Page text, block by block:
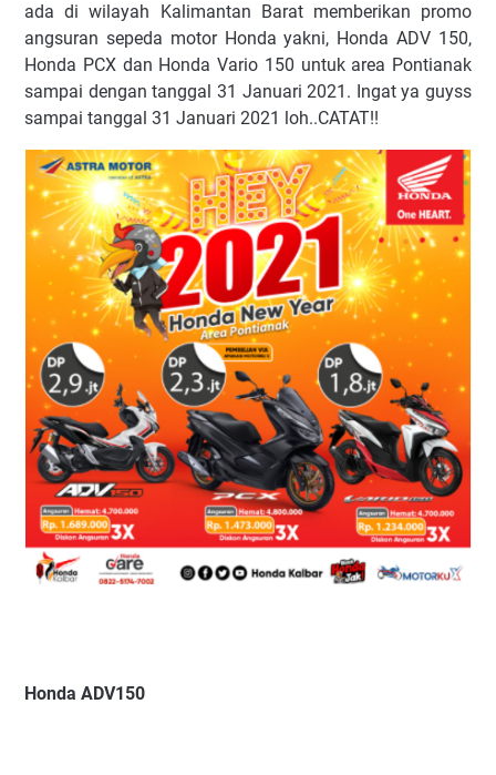
ada di wilayah Kalimantan Barat memberikan promo
angsuran sepeda motor Honda yakni, Honda ADV 150,
Honda PCX dan Honda Vario 150 untuk area Pontianak
sampai dengan tanggal 31 Januari 2021. Ingat ya guyss
sampai tanggal 31 Januari 2021 loh..CATAT!!
Honda ADV150